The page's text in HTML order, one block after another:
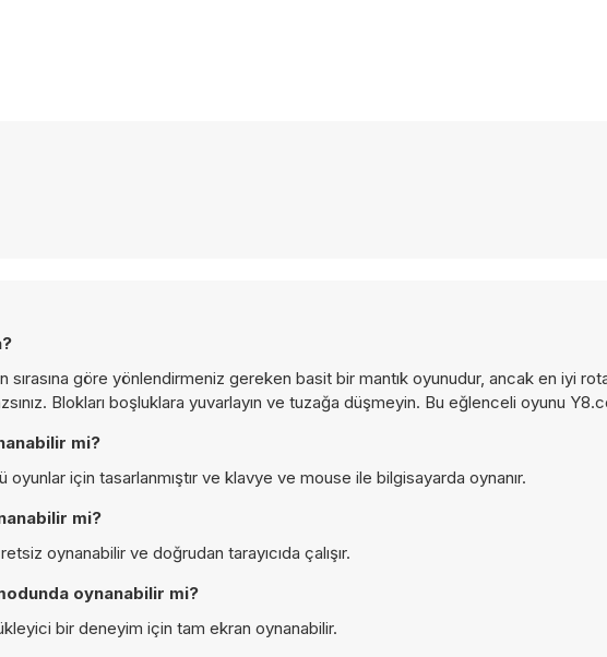
sırasına göre yönlendirmeniz gereken basit bir mantık oyunudur, ancak en iyi
Blokları boşluklara yuvarlayın ve tuzağa düşmeyin. Bu eğlenceli oyunu
mi?
oyunlar için tasarlanmıştır ve klavye ve mouse ile bilgisayarda oynanır.
mi?
oynanabilir ve doğrudan tarayıcıda çalışır.
oynanabilir mi?
bir deneyim için tam ekran oynanabilir.